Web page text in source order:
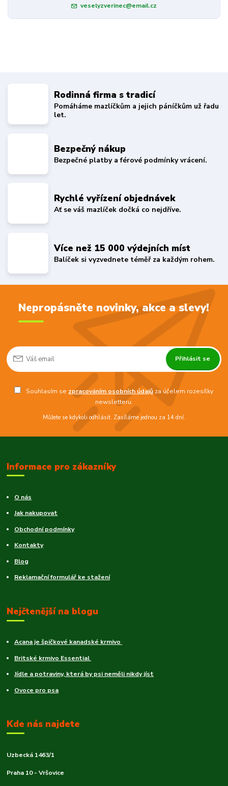
veselyzverinec@email.cz
Rodinná firma s tradicí
Pomáháme mazlíčkům a jejich páníčkům už řadu
let.
Bezpečný nákup
Bezpečné platby a férové podmínky vrácení.
Rychlé vyřízení objednávek
Ať se váš mazlíček dočká co nejdříve.
Více než 15 000 výdejních míst
Balíček si vyzvednete téměř za každým rohem.
Nepropásněte novinky, akce a slevy!
Přihlásit se
Souhlasím se zpracováním osobních údajů za účelem rozesílky
newsletteru.
Můžete se kdykoli odhlásit. Zasíláme jednou za 14 dní.
Informace pro zákazníky
O nás
Jak nakupovat
Obchodní podmínky
Kontakty
Blog
Reklamační formulář ke stažení
Nejčtenější na blogu
Acana je špičkové kanadské krmivo
Britské krmivo Essential
Jídle a potraviny, která by psi neměli nikdy jíst
Ovoce pro psa
Kde nás najdete
Uzbecká 1463/1
Praha 10 - Vršovice